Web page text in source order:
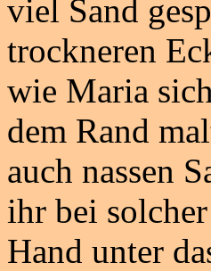
viel Sand
trockneren
wie Maria
dem Rand
auch nassen
ihr bei
Hand unter